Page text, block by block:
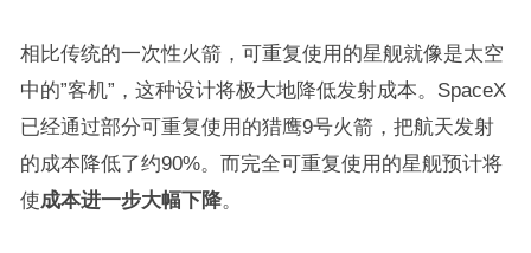
相比传统的一次性火箭，可重复使用的星舰就像是太空
中的”客机”，这种设计将极大地降低发射成本。SpaceX
已经通过部分可重复使用的猎鹰9号火箭，把航天发射
的成本降低了约90%。而完全可重复使用的星舰预计将
使成本进一步大幅下降。